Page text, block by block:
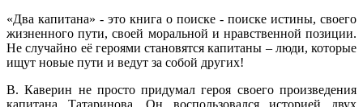
«Два капитана» - это книга о поиске - поиске истины, своего
жизненного пути, своей моральной и нравственной позиции.
Не случайно её героями становятся капитаны – люди, которые
ищут новые пути и ведут за собой других!
В. Каверин не просто придумал героя своего произведения